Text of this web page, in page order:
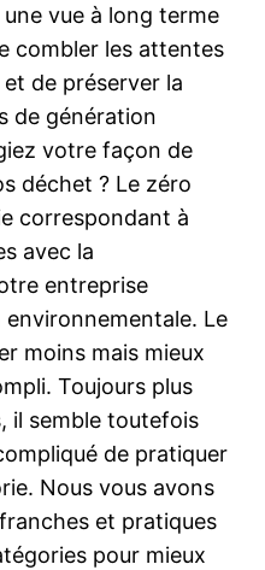
vue à long terme
combler les attentes
de préserver la
de génération
votre façon de
déchet ? Le zéro
correspondant à
avec la
entreprise
Le
moins mais mieux
Toujours plus
il semble toutefois
de pratiquer
Nous vous avons
et pratiques
pour mieux